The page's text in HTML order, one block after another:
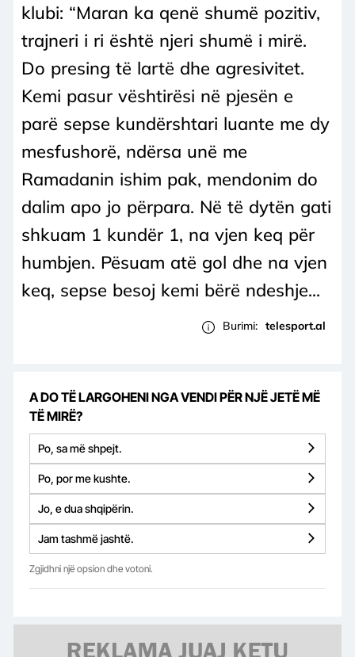
klubi: “Maran ka qenë shumë pozitiv,
trajneri i ri është njeri shumë i mirë.
Do presing të lartë dhe agresivitet.
Kemi pasur vështirësi në pjesën e
parë sepse kundërshtari luante me dy
mesfushorë, ndërsa unë me
Ramadanin ishim pak, mendonim do
dalim apo jo përpara. Në të dytën gati
shkuam 1 kundër 1, na vjen keq për
humbjen. Pësuam atë gol dhe na vjen
keq, sepse besoj kemi bërë ndeshje...
Burimi: telesport.al
A DO TË LARGOHENI NGA VENDI PËR NJË JETË MË
TË MIRË?
Po, sa më shpejt.
Po, por me kushte.
Jo, e dua shqipërin.
Jam tashmë jashtë.
Zgjidhni një opsion dhe votoni.